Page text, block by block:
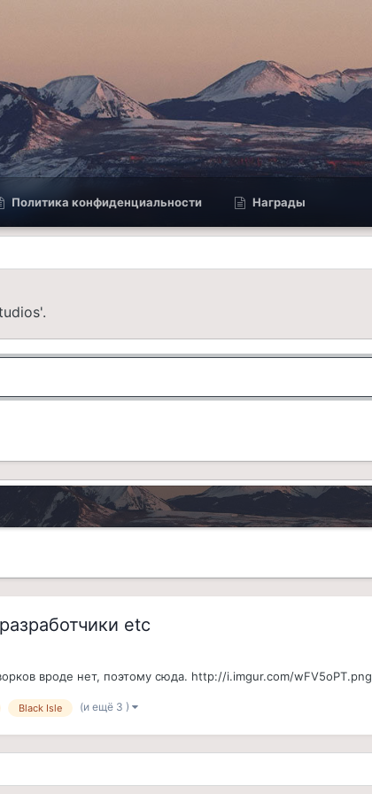
Политика конфиденциальности Награды
etc
вроде нет, поэтому сюда. http://i.imgur.com/wFV5oPT.png
Black Isle (и ещё 3 )